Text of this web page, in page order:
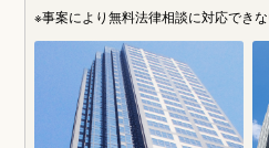
※事案により無料法律相談に対応でき